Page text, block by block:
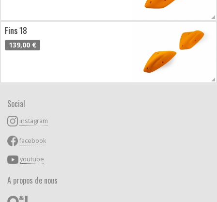
Fins 18
139,00 €
Social
instagram
facebook
youtube
A propos de nous